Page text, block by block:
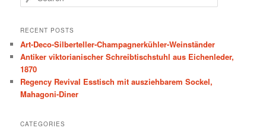
e
r
h
RECENT POSTS
Art-Deco-Silberteller-Champagnerkühler-Weinständer
Antiker viktorianischer Schreibtischstuhl aus Eichenleder,
1870
Regency Revival Esstisch mit ausziehbarem Sockel,
Mahagoni-Diner
CATEGORIES